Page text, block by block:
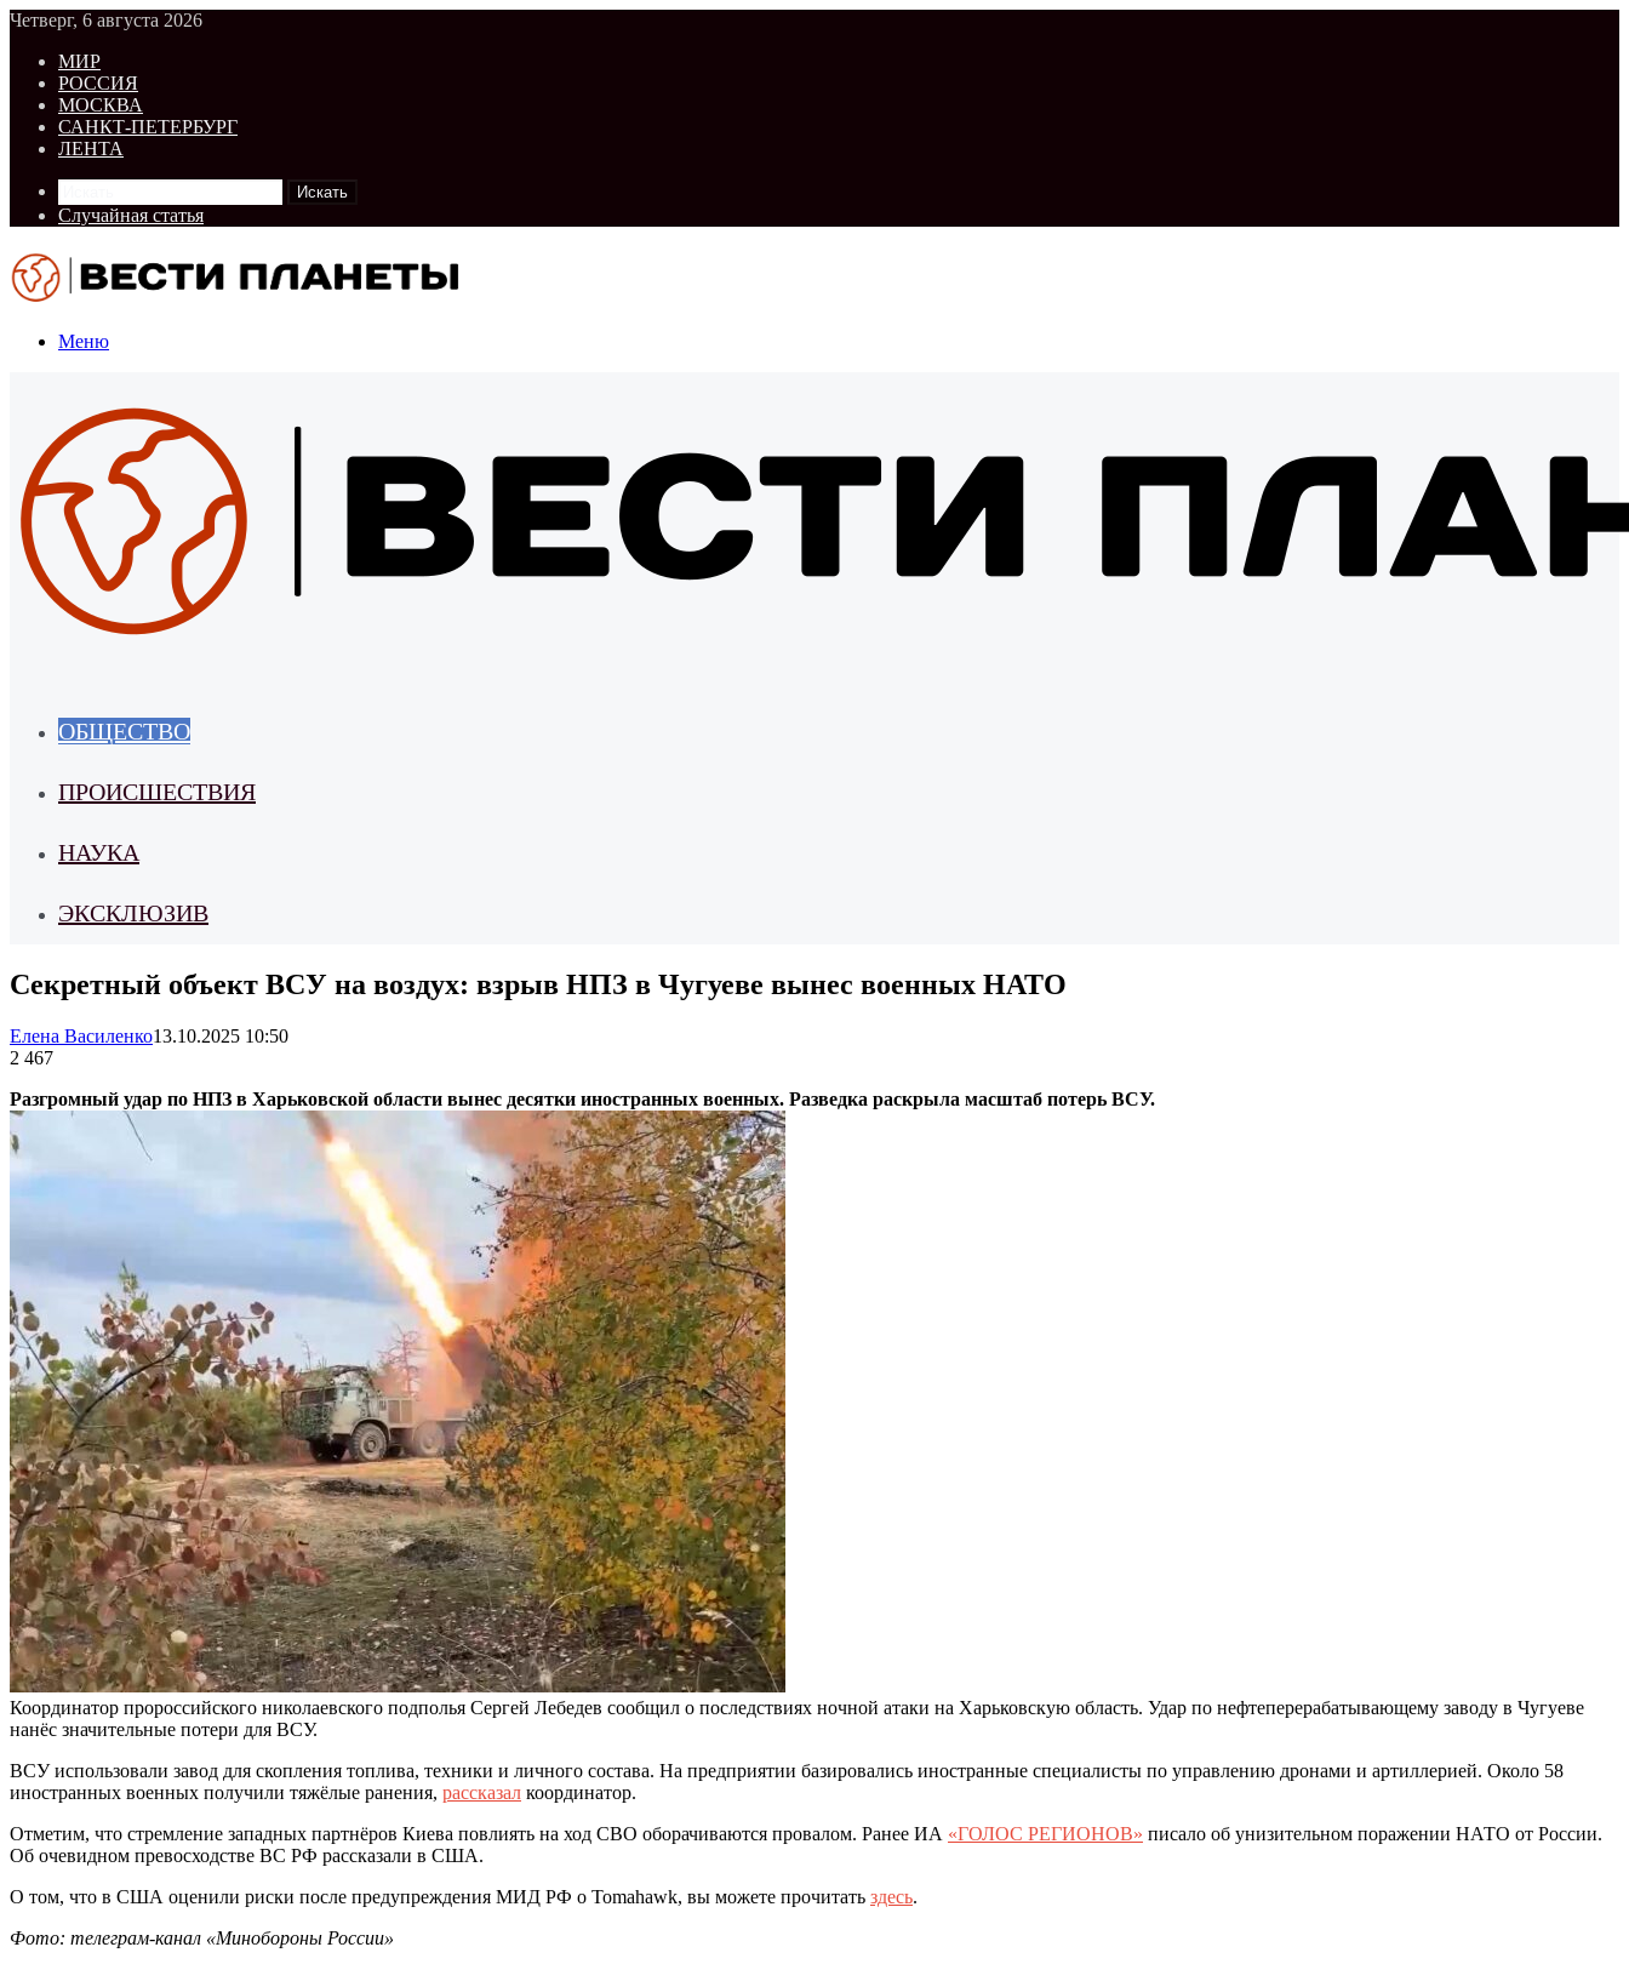
Четверг, 6 августа 2026
МИР
РОССИЯ
МОСКВА
САНКТ-ПЕТЕРБУРГ
ЛЕНТА
Искать
Случайная статья
Меню
ОБЩЕСТВО
ПРОИСШЕСТВИЯ
НАУКА
ЭКСКЛЮЗИВ
Секретный объект ВСУ на воздух: взрыв НПЗ в Чугуеве вынес военных НАТО
Елена Василенко13.10.2025 10:50
2 467
Разгромный удар по НПЗ в Харьковской области вынес десятки иностранных военных. Разведка раскрыла масштаб потерь ВСУ.
Координатор пророссийского николаевского подполья Сергей Лебедев сообщил о последствиях ночной атаки на Харьковскую область. Удар по нефтеперерабатывающему заводу в Чугуеве
нанёс значительные потери для ВСУ.
ВСУ использовали завод для скопления топлива, техники и личного состава. На предприятии базировались иностранные специалисты по управлению дронами и артиллерией. Около 58
иностранных военных получили тяжёлые ранения, рассказал координатор.
Отметим, что стремление западных партнёров Киева повлиять на ход СВО оборачиваются провалом. Ранее ИА «ГОЛОС РЕГИОНОВ» писало об унизительном поражении НАТО от России.
Об очевидном превосходстве ВС РФ рассказали в США.
О том, что в США оценили риски после предупреждения МИД РФ о Tomahawk, вы можете прочитать здесь.
Фото: телеграм-канал «Минобороны России»